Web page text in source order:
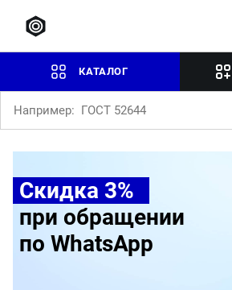
КАТАЛОГ
Скидка 3%
при обращении
по WhatsApp